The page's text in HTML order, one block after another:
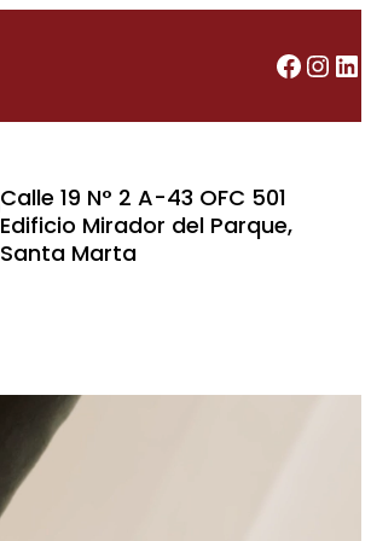
Facebook InstagramLinkedIn
Calle 19 N° 2 A-43 OFC 501
Edificio Mirador del Parque,
Santa Marta
Contenedores